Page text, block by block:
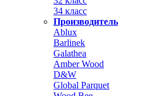
34 класс
Производитель
Ablux
Barlinek
Galathea
Amber Wood
D&W
Global Parquet